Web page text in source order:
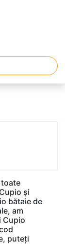
și
bătaie de
am
Cupio
puteți